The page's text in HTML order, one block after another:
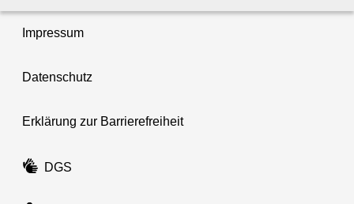
Impressum
Datenschutz
Erklärung zur Barrierefreiheit
DGS